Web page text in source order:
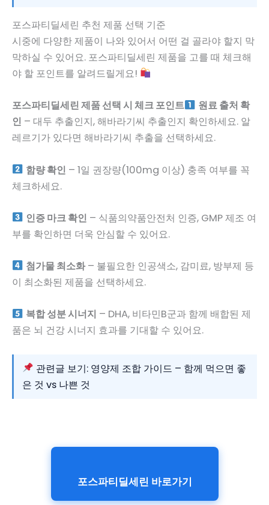
포스파티딜세린 추천 제품 선택 기준
시중에 다양한 제품이 나와 있어서 어떤 걸 골라야 할지 막
막하실 수 있어요. 포스파티딜세린 제품을 고를 때 체크해
야 할 포인트를 알려드릴게요!
포스파티딜세린 제품 선택 시 체크 포인트
원료 출처 확
인 – 대두 추출인지, 해바라기씨 추출인지 확인하세요. 알
레르기가 있다면 해바라기씨 추출을 선택하세요.
함량 확인 – 1일 권장량(100mg 이상) 충족 여부를 꼭
체크하세요.
인증 마크 확인 – 식품의약품안전처 인증, GMP 제조 여
부를 확인하면 더욱 안심할 수 있어요.
첨가물 최소화– 불필요한 인공색소, 감미료, 방부제 등
이 최소화된 제품을 선택하세요.
복합 성분 시너지 – DHA, 비타민B군과 함께 배합된 제
품은 뇌 건강 시너지 효과를 기대할 수 있어요.
관련글 보기: 영양제 조합 가이드 – 함께 먹으면 좋
은 것 vs 나쁜 것
포스파티딜세린 바로가기